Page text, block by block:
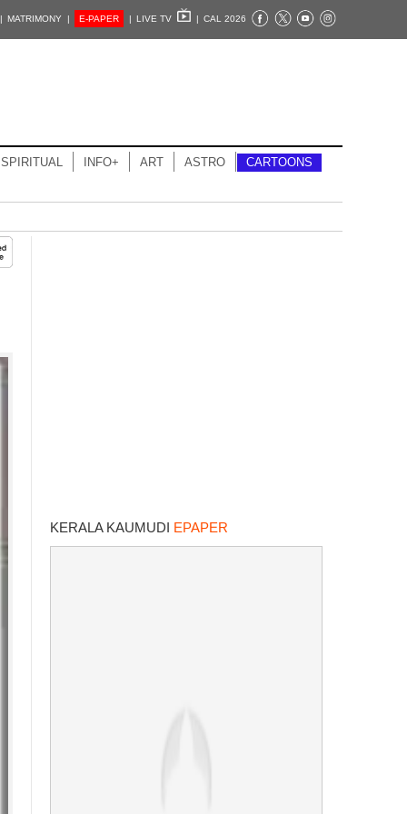
MATRIMONY | E-PAPER | LIVE TV | CAL 2026
SPIRITUAL INFO+ ART ASTRO CARTOONS
KERALA KAUMUDI EPAPER